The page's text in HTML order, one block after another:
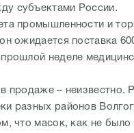
субъектами России.
промышленности и
ожидается поставка
неделе
продаже – неизвестно.
разных районов
что масок, как не было